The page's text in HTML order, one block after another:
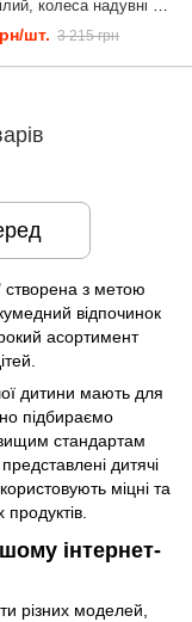
колеса надувні 12
переднє гальмо
шт. 3 215 грн
створена з метою
відпочинок
асортимент
дитини мають для
підбираємо
стандартам
дитячі
міцні та
продуктів.
інтернет-
різних моделей,